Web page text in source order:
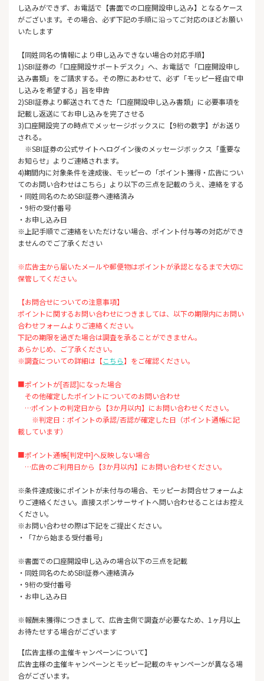
し込みができず、お電話で【書面での口座開設申し込み】となるケース
がございます。その場合、必ず下記の手順に沿ってご対応のほどお願い
いたします
【同姓同名の情報により申し込みできない場合の対応手順】
1)SBI証券の「口座開設サポートデスク」へ、お電話で「口座開設申し
込み書類」をご請求する。その際にあわせて、必ず「モッピー経由で申
し込みを希望する」旨を申告
2)SBI証券より郵送されてきた「口座開設申し込み書類」に必要事項を
記載し返送にてお申し込みを完了させる
3)口座開設完了の時点でメッセージボックスに【9桁の数字】がお送り
される。
※SBI証券の公式サイトへログイン後のメッセージボックス「重要な
お知らせ」よりご連絡されます。
4)期間内に対象条件を達成後、モッピーの「ポイント獲得・広告につい
てのお問い合わせはこちら」より以下の三点を記載のうえ、連絡をする
・同姓同名のためSBI証券へ連絡済み
・9桁の受付番号
・お申し込み日
※上記手順でご連絡をいただけない場合、ポイント付与等の対応ができ
ませんのでご了承ください
※広告主から届いたメールや郵便物はポイントが承認となるまで大切に
保管してください。
【お問合せについての注意事項】
ポイントに関するお問い合わせにつきましては、以下の期限内にお問い
合わせフォームよりご連絡ください。
下記の期限を過ぎた場合は調査を承ることができません。
あらかじめ、ご了承ください。
※調査についての詳細は【こちら】をご確認ください。
■ポイントが[否認]になった場合
その他確定したポイントについてのお問い合わせ
…ポイントの判定日から【3か月以内】にお問い合わせください。
※判定日：ポイントの承認/否認が確定した日（ポイント通帳に記
載しています）
■ポイント通帳[判定中]へ反映しない場合
…広告のご利用日から【3か月以内】にお問い合わせください。
※条件達成後にポイントが未付与の場合、モッピーお問合せフォームよ
りご連絡ください。直接スポンサーサイトへ問い合わせることはお控え
ください。
※お問い合わせの際は下記をご提出ください。
・「7から始まる受付番号」
※書面での口座開設申し込みの場合以下の三点を記載
・同姓同名のためSBI証券へ連絡済み
・9桁の受付番号
・お申し込み日
※報酬未獲得につきまして、広告主側で調査が必要なため、1ヶ月以上
お待たせする場合がございます
【広告主様の主催キャンペーンについて】
広告主様の主催キャンペーンとモッピー記載のキャンペーンが異なる場
合がございます。